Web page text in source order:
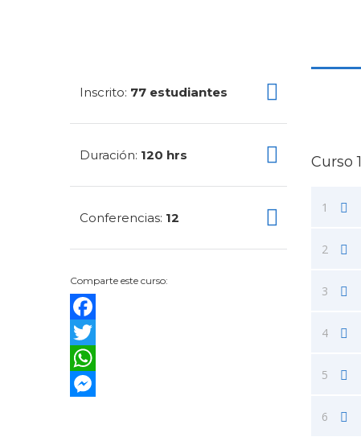
Inscrito: 77 estudiantes
Duración: 120 hrs
Conferencias: 12
Comparte este curso:
Facebook
Twitter
WhatsApp
Curso 1
1
2
3
4
5
6